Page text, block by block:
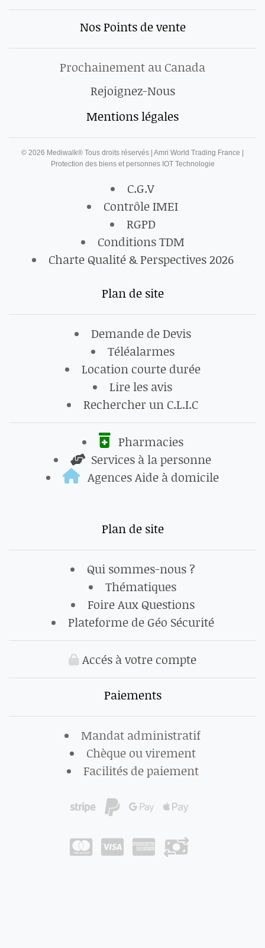
Nos Points de vente
Prochainement au Canada
Rejoignez-Nous
Mentions légales
© 2026 Mediwalk® Tous droits réservés | Amri World Trading France |
Protection des biens et personnes IOT Technologie
C.G.V
Contrôle IMEI
RGPD
Conditions TDM
Charte Qualité & Perspectives 2026
Plan de site
Demande de Devis
Téléalarmes
Location courte durée
Lire les avis
Rechercher un C.L.I.C
Pharmacies
Services à la personne
Agences Aide à domicile
Plan de site
Qui sommes-nous ?
Thématiques
Foire Aux Questions
Plateforme de Géo Sécurité
Accés à votre compte
Paiements
Mandat administratif
Chèque ou virement
Facilités de paiement